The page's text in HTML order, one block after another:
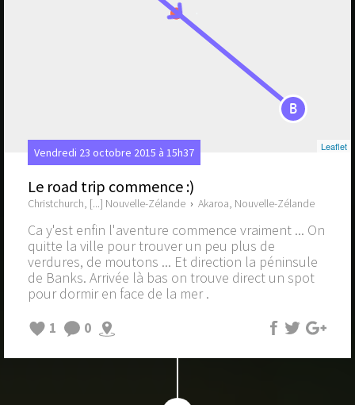
B
Leaflet
Vendredi 23 octobre 2015 à 15h37
Le road trip commence :)
Christchurch, [...] Nouvelle-Zélande › Akaroa, Nouvelle-Zélande
Ca y'est enfin l'aventure commence vraiment ... On
quitte la ville pour trouver un peu plus de
verdures, de moutons ... Et direction la péninsule
de Banks. Arrivée là bas on trouve direct un spot
pour dormir en face de la mer .
1
0